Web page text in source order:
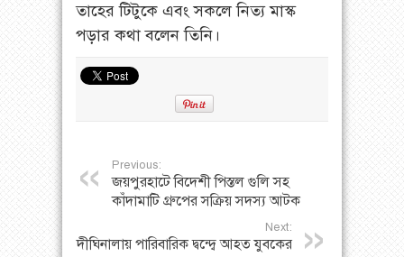
তাহের টিটুকে এবং সকলে নিত্য মাস্ক
পড়ার কথা বলেন তিনি।
Previous:
জয়পুরহাটে বিদেশী পিস্তল গুলি সহ
কাঁদামাটি গ্রুপের সক্রিয় সদস্য আটক
Next:
দীঘিনালায় পারিবারিক দ্বন্দ্বে আহত যুবকের